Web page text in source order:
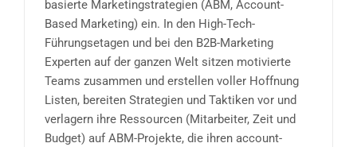
basierte Marketingstrategien (ABM, Account-
Based Marketing) ein. In den High-Tech-
Führungsetagen und bei den B2B-Marketing
Experten auf der ganzen Welt sitzen motivierte
Teams zusammen und erstellen voller Hoffnung
Listen, bereiten Strategien und Taktiken vor und
verlagern ihre Ressourcen (Mitarbeiter, Zeit und
Budget) auf ABM-Projekte, die ihren account-